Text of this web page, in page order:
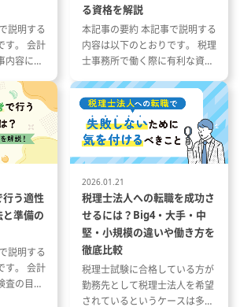
説明する
す。 会計
内容につ
務所で働
につい
る資格を解説
本記事の要約 本記事で説明する
内容は以下のとおりです。 税理
士事務所で働く際に有利な資格
内容と資格が与える影響 資格や
スキルを活かした税理士事務所
への転職成功事例
う適性
準備の
説明する
す。 会計
査の目的
2026.01.21
税理士法人への転職を成功さ
せるには？Big4・大手・中
堅・小規模の違いや働き方を
徹底比較
税理士試験に合格している方が
勤務先として税理士法人を希望
されているというケースは多い